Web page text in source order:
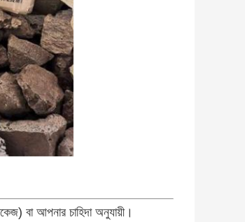
বা আপনার চাহিদা অনুযায়ী।